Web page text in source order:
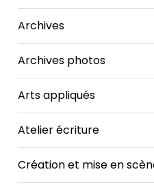
Archives
Archives photos
Arts appliqués
Atelier écriture
Création et mise en